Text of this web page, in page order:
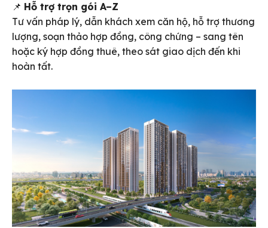
📌 Hỗ trợ trọn gói A–Z
Tư vấn pháp lý, dẫn khách xem căn hộ, hỗ trợ thương
lượng, soạn thảo hợp đồng, công chứng – sang tên
hoặc ký hợp đồng thuê, theo sát giao dịch đến khi
hoàn tất.